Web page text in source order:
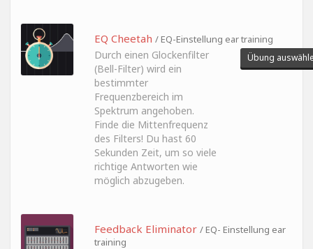
EQ Cheetah / EQ-Einstellung ear training
Durch einen Glockenfilter
(Bell-Filter) wird ein
bestimmter
Frequenzbereich im
Spektrum angehoben.
Finde die Mittenfrequenz
des Filters! Du hast 60
Sekunden Zeit, um so viele
richtige Antworten wie
möglich abzugeben.
Übung
Feedback Eliminator / EQ- Einstellung ear
training